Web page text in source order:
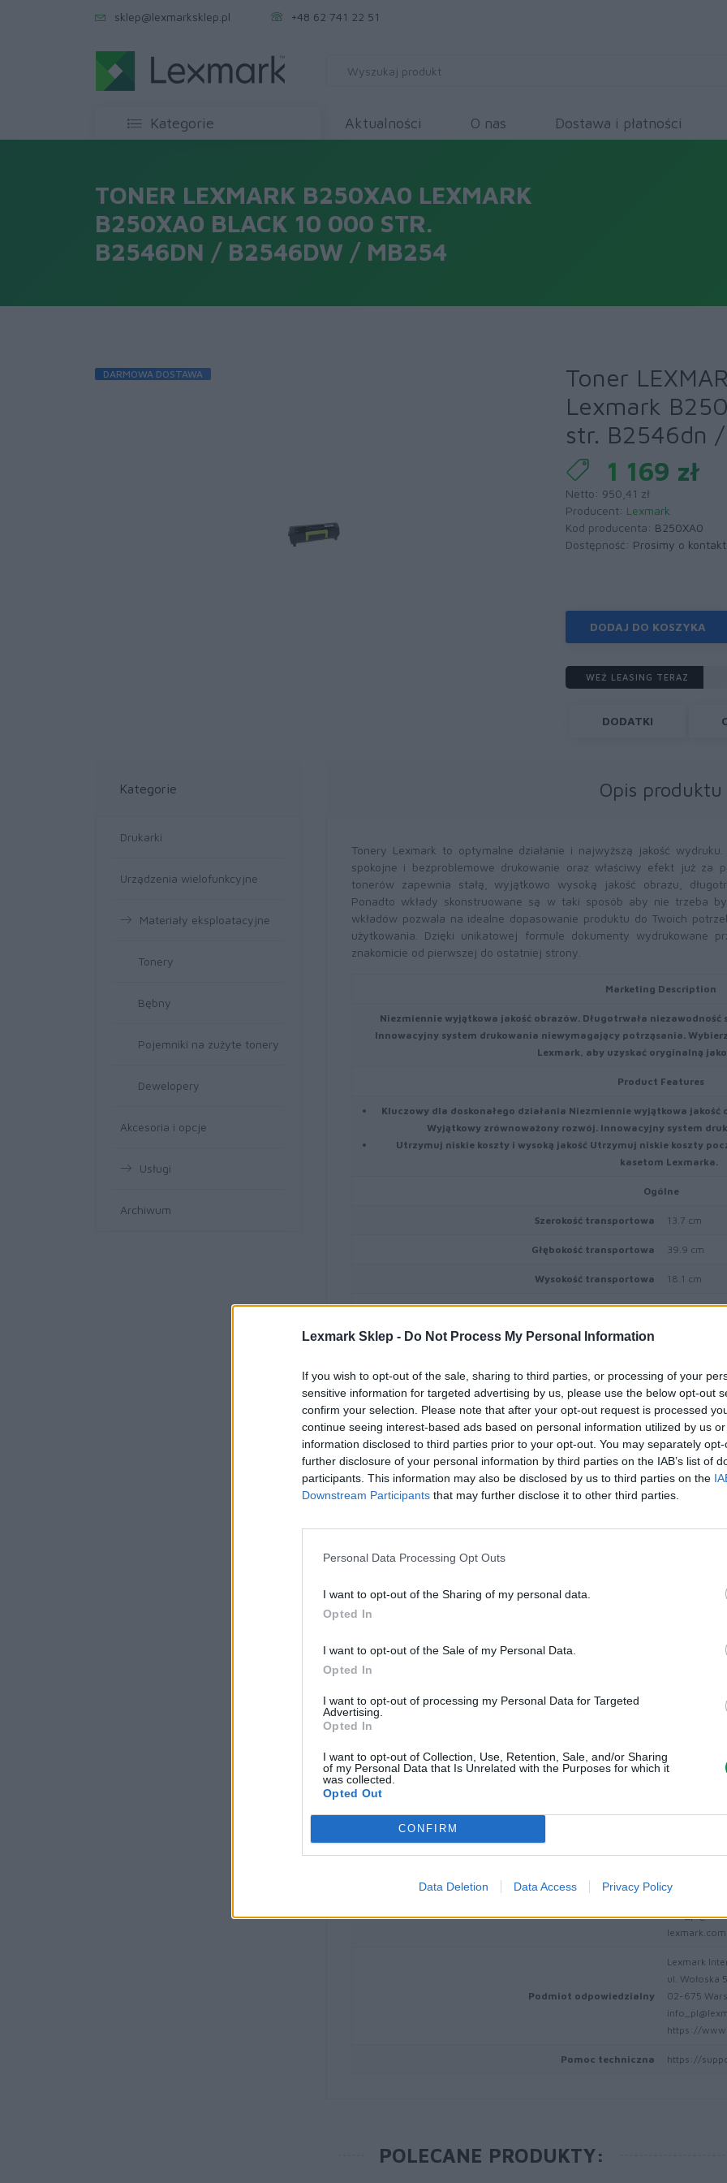
Lexmark Sklep - Do Not Process My Personal Information
If you wish to opt-out of the sale, sharing to third parties, or processing of your
sensitive information for targeted advertising by us, please use the below opt-out
confirm your selection. Please note that after your opt-out request is processed
continue seeing interest-based ads based on personal information utilized by us
information disclosed to third parties prior to your opt-out. You may separately
further disclosure of your personal information by third parties on the IAB’s list of
participants. This information may also be disclosed by us to third parties on the
Downstream Participants that may further disclose it to other third parties.
Personal Data Processing Opt Outs
I want to opt-out of the Sharing of my personal data.
Opted In
I want to opt-out of the Sale of my Personal Data.
Opted In
I want to opt-out of processing my Personal Data for Targeted
Advertising.
Opted In
I want to opt-out of Collection, Use, Retention, Sale, and/or Sharing
of my Personal Data that Is Unrelated with the Purposes for which it
was collected.
Opted Out
CONFIRM
Data Deletion Data Access Privacy Policy
sklep@lexmarksklep.pl +48 62 741 22 51
Kategorie Aktualności O nas Dostawa i płatności
TONER LEXMARK B250XA0 LEXMARK
B250XA0 BLACK 10 000 STR.
B2546DN / B2546DW / MB254
DARMOWA DOSTAWA
Toner
Lexmark
str. B2546dn
1 169 zł
Netto: 950,41 zł
Producent: Lexmark
Kod producenta: B250XA0
Dostępność: Prosimy o kontakt
DODAJ DO KOSZYKA
WEŹ LEASING TERAZ
DODATKI
Kategorie
Drukarki
Urządzenia wielofunkcyjne
Materiały eksploatacyjne
Tonery
Bębny
Pojemniki na zużyte tonery
Dewelopery
Akcesoria i opcje
Usługi
Archiwum
Opis produktu
Tonery Lexmark to optymalne działanie i najwyższą jakość
spokojne i bezproblemowe drukowanie oraz właściwy efekt już za
tonerów zapewnia stałą, wyjątkowo wysoką jakość obrazu,
Ponadto wkłady skonstruowane są w taki sposób aby nie trzeba
wkładów pozwala na idealne dopasowanie produktu do Twoich
użytkowania. Dzięki unikatowej formule dokumenty wydrukowane
znakomicie od pierwszej do ostatniej strony.
Marketing Description
Niezmiennie wyjątkowa jakość obrazów. Długotrwała
Innowacyjny system drukowania niewymagający potrząsania.
Lexmark, aby uzyskać oryginalną
Product Features
Kluczowy dla doskonałego działania Niezmiennie wyjątkowa jakość
Wyjątkowy zrównoważony rozwój. Innowacyjny system
Utrzymuj niskie koszty i wysoką jakość Utrzymuj niskie koszty
kasetom Lexmarka.
Ogólne
Szerokość transportowa 13.7 cm
Głębokość transportowa 39.9 cm
Wysokość transportowa 18.1 cm
Waga transportowa 986 g
Materiał eksploatacyjny
Technologia druku Laserowa
Kolor Czarny
Ilość w komplecie 1 szt.
Wydajność kasety tonera Ekstra
Lexmark
Lexmark
Informacje
Kod producenta B250XA0
Dane producenta
lexmark.com
Podmiot odpowiedzialny
Lexmark
ul. Wołoska 5
02-675
https://
Pomoc techniczna https://
POLECANE PRODUKTY: